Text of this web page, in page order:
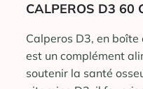
CALPEROS D3 60
Calperos D3, en
est un complément
soutenir la santé